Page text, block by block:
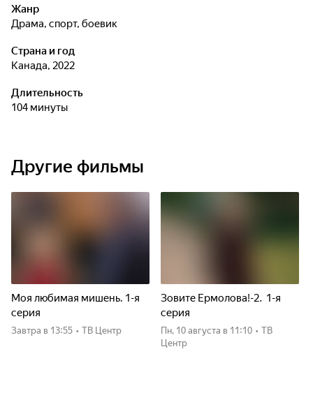
Жанр
драма, спорт, боевик
Страна и год
Канада, 2022
Длительность
104 минуты
Другие фильмы
Моя любимая мишень. 1-я
серия
Завтра в 13:55 • ТВ Центр
Зовите Ермолова!-2. 1-я
серия
пн, 10 августа в 11:10 • ТВ
Центр